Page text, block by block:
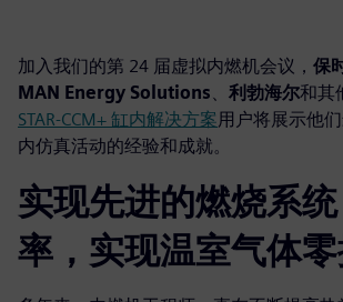
加入我们的第 24 届虚拟内燃机会议， 保
MAN Energy Solutions
利勃海尔和其
STAR-CCM+ 缸内解决方案用户将展示他
内仿真活动的经验和成就。
实现先进的燃烧系
率，实现温室气体